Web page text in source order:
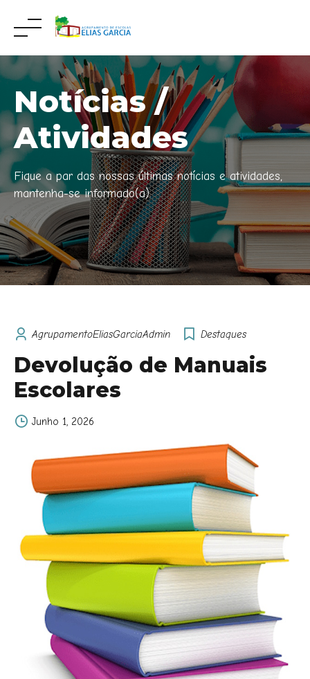
content
Notícias /
Atividades
Fique a par das nossas últimas notícias e atividades,
mantenha-se informado(a).
AgrupamentoEliasGarciaAdmin Destaques
Devolução de Manuais
Escolares
Junho 1, 2026